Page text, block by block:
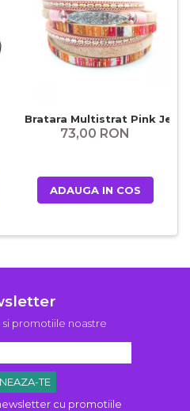
Bratara Multistrat Pink
73,00 RON
ADAUGA IN COS
promotiile noastre
cu promotiile